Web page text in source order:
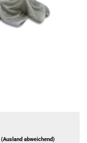
(Ausland abweichend)